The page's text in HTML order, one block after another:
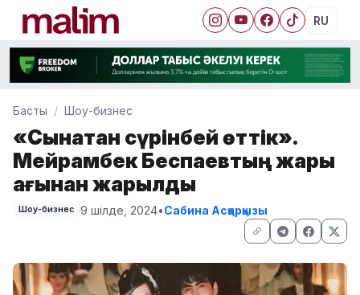
RU
Басты Шоу-бизнес
«Сынақтан сүрінбей өттік».
Мейрамбек Беспаевтың жары
ағынан жарылды
Шоу-бизнес 9 шілде, 2024•Сабина Асқарқызы